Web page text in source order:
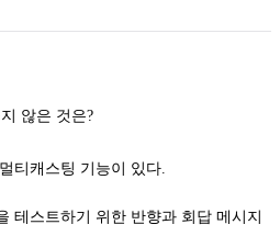
티캐스팅 기능이 있다.
테스트하기 위한 반향과 회답 메시지